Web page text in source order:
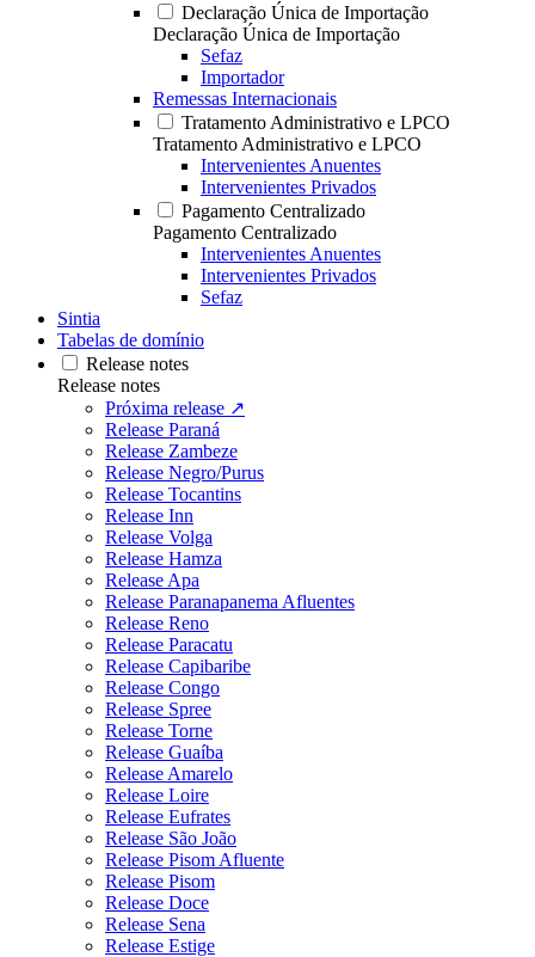
Declaração Única de Importação
Declaração Única de Importação
Sefaz
Importador
Remessas Internacionais
Tratamento Administrativo e LPCO
Tratamento Administrativo e LPCO
Intervenientes Anuentes
Intervenientes Privados
Pagamento Centralizado
Pagamento Centralizado
Intervenientes Anuentes
Intervenientes Privados
Sefaz
Sintia
Tabelas de domínio
Release notes
Release notes
Próxima release ↗
Release Paraná
Release Zambeze
Release Negro/Purus
Release Tocantins
Release Inn
Release Volga
Release Hamza
Release Apa
Release Paranapanema Afluentes
Release Reno
Release Paracatu
Release Capibaribe
Release Congo
Release Spree
Release Torne
Release Guaíba
Release Amarelo
Release Loire
Release Eufrates
Release São João
Release Pisom Afluente
Release Pisom
Release Doce
Release Sena
Release Estige